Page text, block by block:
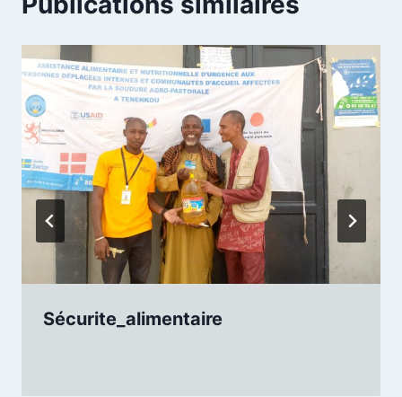
Sécurite_alimentaire